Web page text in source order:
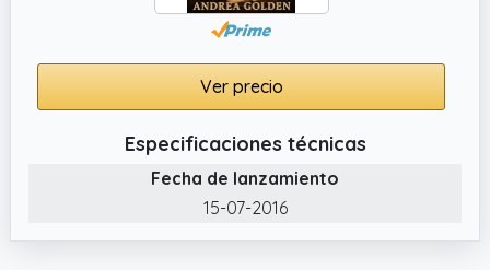
Ver precio
Especificaciones técnicas
Fecha de lanzamiento
15-07-2016